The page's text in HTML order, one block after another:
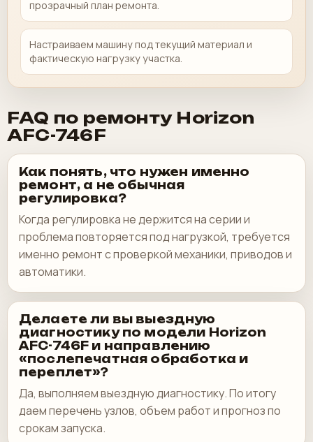
прозрачный план ремонта.
Настраиваем машину под текущий материал и
фактическую нагрузку участка.
FAQ по ремонту Horizon
AFC-746F
Как понять, что нужен именно
ремонт, а не обычная
регулировка?
Когда регулировка не держится на серии и
проблема повторяется под нагрузкой, требуется
именно ремонт с проверкой механики, приводов и
автоматики.
Делаете ли вы выездную
диагностику по модели Horizon
AFC-746F и направлению
«послепечатная обработка и
переплет»?
Да, выполняем выездную диагностику. По итогу
даем перечень узлов, объем работ и прогноз по
срокам запуска.